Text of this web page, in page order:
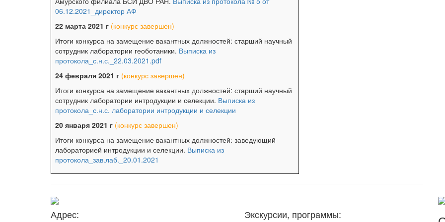
06.12.2021_директор АФ
22 марта 2021 г (конкурс завершен)
Итоги конкурса на замещение вакантных должностей: старший научный
сотрудник лаборатории геоботаники. Выписка из
протокола_с.н.с._22.03.2021.pdf
24 февраля 2021 г (конкурс завершен)
Итоги конкурса на замещение вакантных должностей: старший научный
сотрудник лаборатории интродукции и селекции. Выписка из
протокола_с.н.с. лаборатории интродукции и селекции
20 января 2021 г (конкурс завершен)
Итоги конкурса на замещение вакантных должностей: заведующий
лабораторией интродукции и селекции. Выписка из
протокола_зав.лаб._20.01.2021
Адрес: Экскурсии, программы: